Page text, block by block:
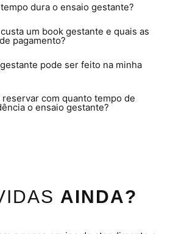
dura o ensaio gestante?
um book gestante e quais as
pagamento?
pode ser feito na minha
reservar com quanto tempo de
o ensaio gestante?
AINDA?